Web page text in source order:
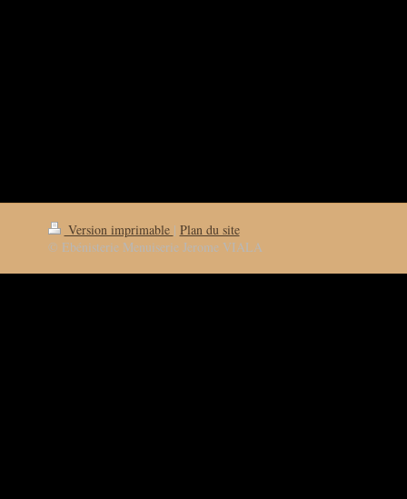
Version imprimable | Plan du site
© Ebénisterie Menuiserie Jerome VIALA